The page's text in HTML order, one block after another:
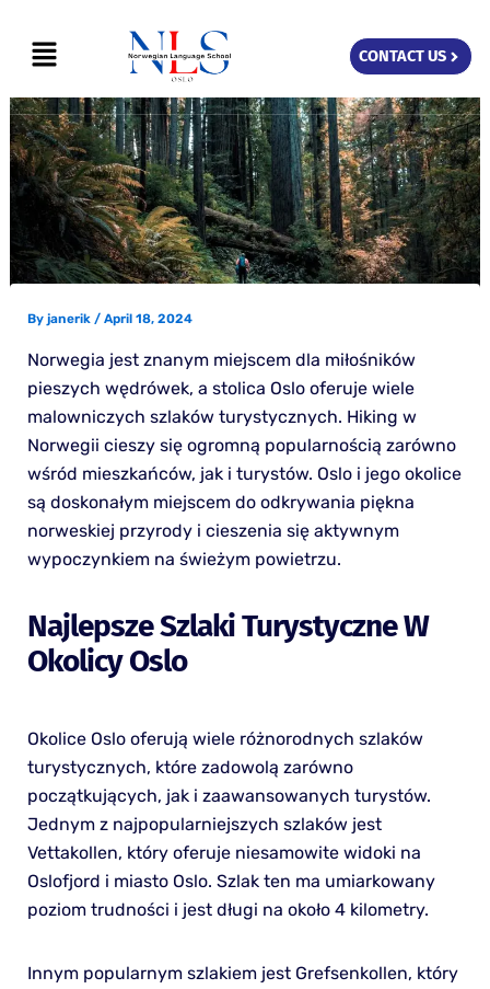
content
Menu CONTACT US
By janerik / April 18, 2024
Norwegia jest znanym miejscem dla miłośników
pieszych wędrówek, a stolica Oslo oferuje wiele
malowniczych szlaków turystycznych. Hiking w
Norwegii cieszy się ogromną popularnością zarówno
wśród mieszkańców, jak i turystów. Oslo i jego okolice
są doskonałym miejscem do odkrywania piękna
norweskiej przyrody i cieszenia się aktywnym
wypoczynkiem na świeżym powietrzu.
Najlepsze Szlaki Turystyczne W
Okolicy Oslo
Okolice Oslo oferują wiele różnorodnych szlaków
turystycznych, które zadowolą zarówno
początkujących, jak i zaawansowanych turystów.
Jednym z najpopularniejszych szlaków jest
Vettakollen, który oferuje niesamowite widoki na
Oslofjord i miasto Oslo. Szlak ten ma umiarkowany
poziom trudności i jest długi na około 4 kilometry.
Innym popularnym szlakiem jest Grefsenkollen, który